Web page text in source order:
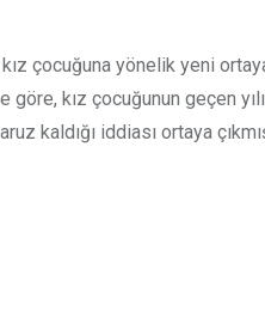
çocuğuna yönelik yeni
kız çocuğunun geçen
kaldığı iddiası ortaya